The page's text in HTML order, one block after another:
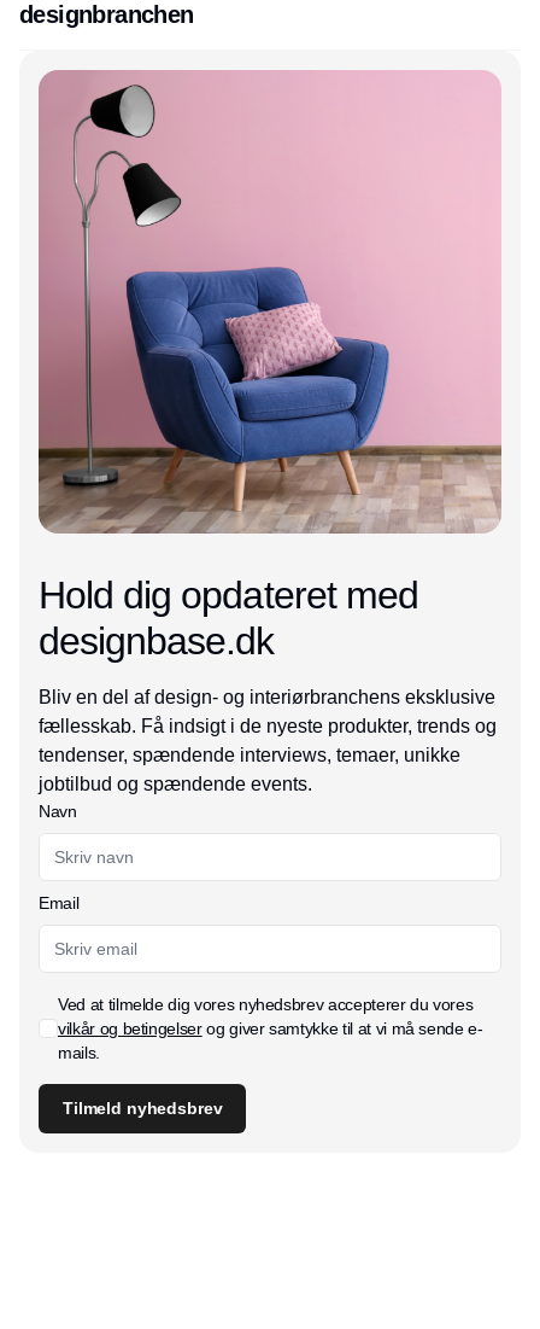
designbranchen
Annonce
Hold dig opdateret med
designbase.dk
Bliv en del af design- og interiørbranchens eksklusive
fællesskab. Få indsigt i de nyeste produkter, trends og
tendenser, spændende interviews, temaer, unikke
jobtilbud og spændende events.
Navn
Email
Ved at tilmelde dig vores nyhedsbrev accepterer du vores
vilkår og betingelserog giver samtykke til at vi må sende e-
mails.
Tilmeld nyhedsbrev